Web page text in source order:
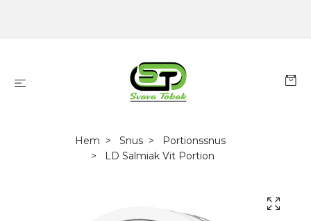
Hem Snus
Portionssnus
LD Salmiak Vit Portion